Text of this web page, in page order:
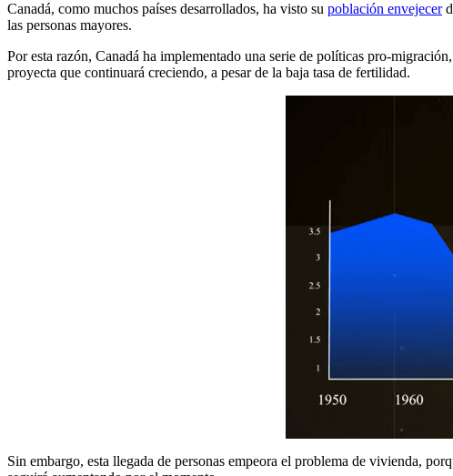
Canadá, como muchos países desarrollados, ha visto su población envejecer
las personas mayores.
Por esta razón, Canadá ha implementado una serie de políticas pro-
proyecta que continuará creciendo, a pesar de la baja tasa de fertilidad.
Sin embargo, esta llegada de personas empeora el problema de vivienda,